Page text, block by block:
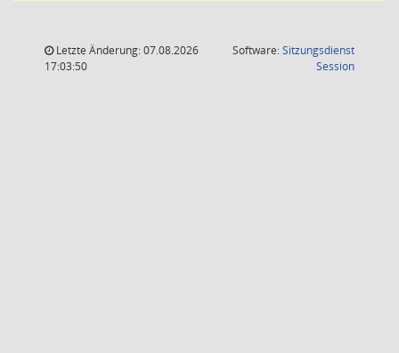
Letzte Änderung: 07.08.2026
17:03:50
Software:Sitzungsdienst
Session(Wird in